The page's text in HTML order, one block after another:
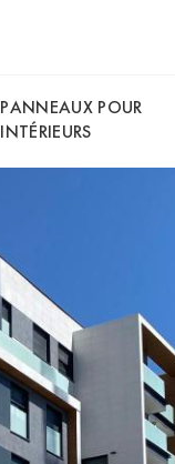
PANNEAUX POUR
INTÉRIEURS